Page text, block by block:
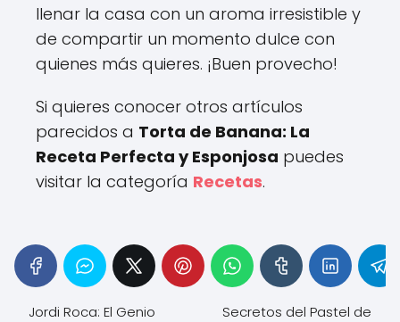
llenar la casa con un aroma irresistible y
de compartir un momento dulce con
quienes más quieres. ¡Buen provecho!
Si quieres conocer otros artículos
parecidos a Torta de Banana: La
Receta Perfecta y Esponjosa puedes
visitar la categoría Recetas.
Jordi Roca: El Genio
Secretos del Pastel de